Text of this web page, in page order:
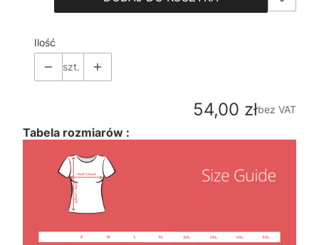
Ilość
szt.
Cena
54,00 złbez VAT
Tabela rozmiarów :